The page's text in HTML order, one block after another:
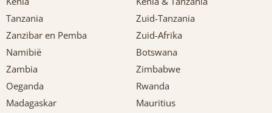
Tanzania
Zuid-Tanzania
Zanzibar en Pemba
Zuid-Afrika
Namibië
Botswana
Zambia
Zimbabwe
Oeganda
Rwanda
Madagaskar
Mauritius